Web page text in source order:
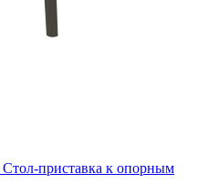
Стол-приставка к опорным